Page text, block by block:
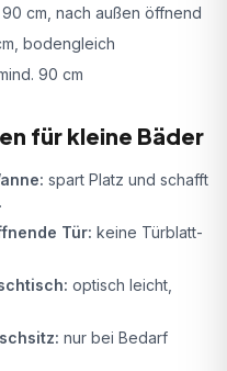
cm, nach außen öffnend
bodengleich
90 cm
für kleine Bäder
spart Platz und schafft
Tür: keine Türblatt-
optisch leicht,
nur bei Bedarf